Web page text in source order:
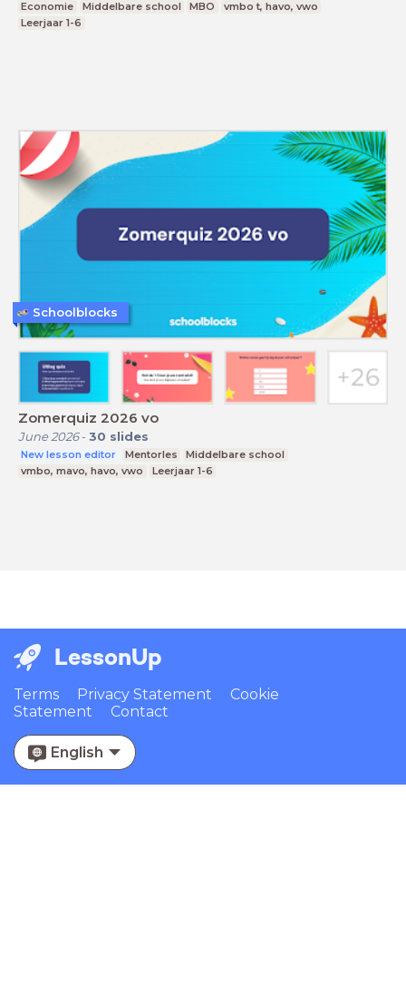
Economie Middelbare school MBO
vmbo t, havo, vwo
Leerjaar 1-6
Zomerquiz 2026 vo
June 2026- 30 slides
New lesson editor Mentorles
Middelbare school
vmbo, mavo, havo, vwo
Leerjaar 1-6
Schoolblocks
LessonUp
Terms Privacy Statement
Cookie
Statement
Contact
English